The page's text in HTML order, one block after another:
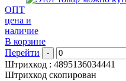
ОПТ
цена и
наличие
В корзине
Перейти
-
Штрихкод : 4895136034441
Штрихкод скопирован